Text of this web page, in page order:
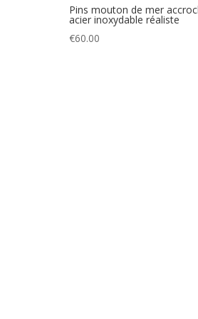
Pins mouton de mer
acier inoxydable réaliste
€60.00